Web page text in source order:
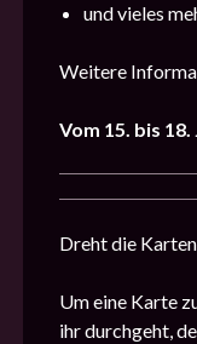
und vieles
Weitere
Vom 15. bis 18.
Dreht die
Um eine Karte
ihr durchgeht,